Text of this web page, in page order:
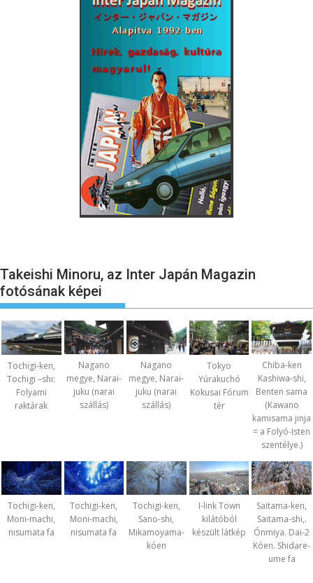
Takeishi Minoru, az Inter Japán Magazin
fotósának képei
Tochigi-ken,
Tochigi –shi:
Folyami
raktárak
Nagano
megye, Narai-
juku (narai
szállás)
Nagano
megye, Narai-
juku (narai
szállás)
Tokyo
Yúrakuchó
Kokusai Fórum
tér
Chiba-ken
Kashiwa-shi,
Benten sama
(Kawano
kamisama jinja
= a Folyó-Isten
szentélye.)
Tochigi-ken,
Moni-machi,
nisumata fa
Tochigi-ken,
Moni-machi,
nisumata fa
Tochigi-ken,
Sano-shi,
Mikamoyama-
kóen
I-link Town
kilátóból
készült látkép
Saitama-ken,
Saitama-shi,.
Ónmiya. Dai-2
Kóen. Shidare-
ume fa